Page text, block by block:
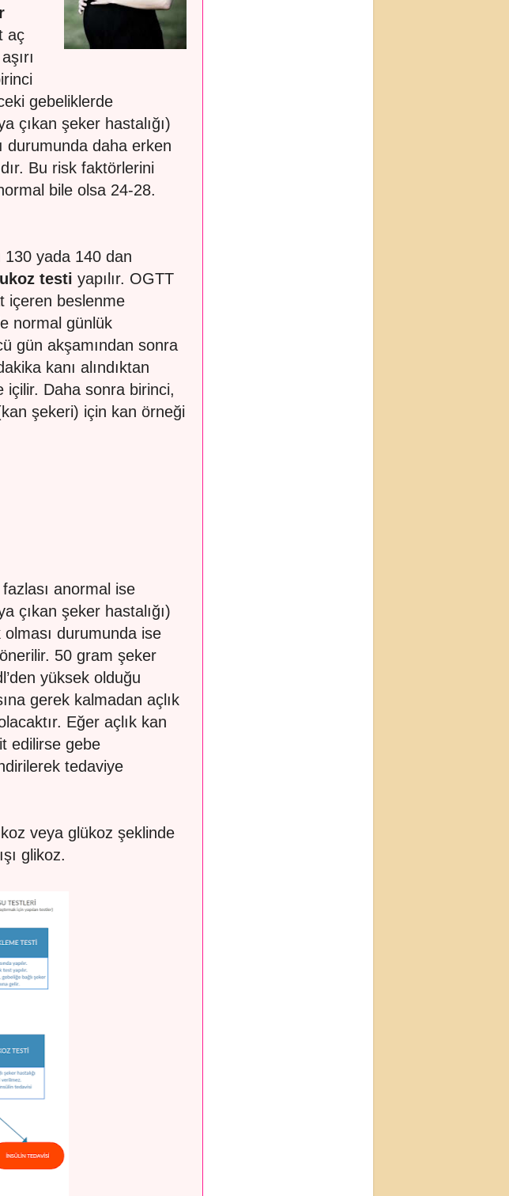
aç
gebeliklerde
çıkan şeker hastalığı)
durumunda daha erken
Bu risk faktörlerini
bile olsa 24-28.
yada 140 dan
testi yapılır. OGTT
içeren beslenme
normal günlük
gün akşamından sonra
kanı alındıktan
Daha sonra birinci,
şekeri) için kan örneği
anormal ise
çıkan şeker hastalığı)
olması durumunda ise
50 gram şeker
yüksek olduğu
gerek kalmadan açlık
Eğer açlık kan
edilirse gebe
tedaviye
veya glükoz şeklinde
glikoz.